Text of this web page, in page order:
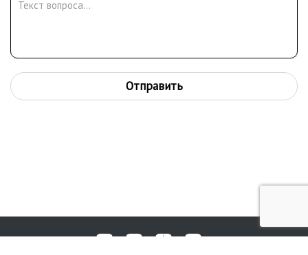
Награждён: орденом “Преподобного Сергия Радонежского” III
Отправить